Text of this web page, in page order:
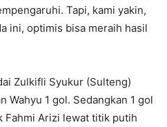
Tapi, kami yakin,
ini, optimis bisa meraih hasil
Zulkifli Syukur (Sulteng)
Wahyu 1 gol. Sedangkan 1 gol
Fahmi Arizi lewat titik putih